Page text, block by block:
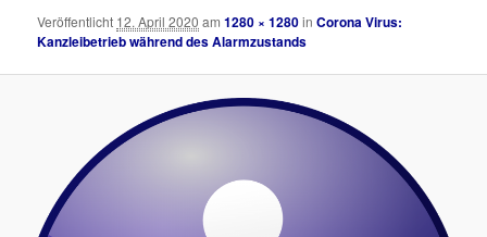
Veröffentlicht 12. April 2020 am1280 × 1280inCorona Virus:
Kanzleibetrieb während des Alarmzustands